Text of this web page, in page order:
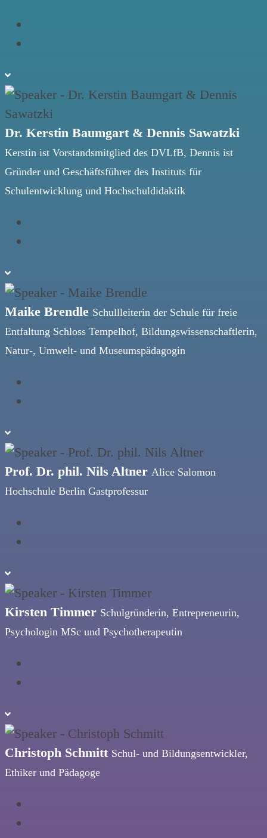
Dr. Kerstin Baumgart & Dennis Sawatzki
Kerstin ist Vorstandsmitglied des DVLfB, Dennis ist
Gründer und Geschäftsführer des Instituts für
Schulentwicklung und Hochschuldidaktik
Maike Brendle Schullleiterin der Schule für freie
Entfaltung Schloss Tempelhof, Bildungswissenschaftlerin,
Natur-, Umwelt- und Museumspädagogin
Prof. Dr. phil. Nils Altner Alice Salomon
Hochschule Berlin Gastprofessur
Kirsten Timmer Schulgründerin, Entrepreneurin,
Psychologin MSc und Psychotherapeutin
Christoph Schmitt Schul- und Bildungsentwickler,
Ethiker und Pädagoge